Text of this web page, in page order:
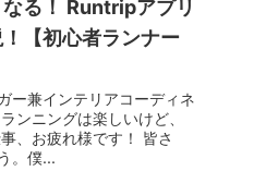
る！ Runtripアプリ
【初心者ランナー
ー兼インテリアコーディネ
ンニングは楽しいけど、
、お疲れ様です！ 皆さ
。僕...